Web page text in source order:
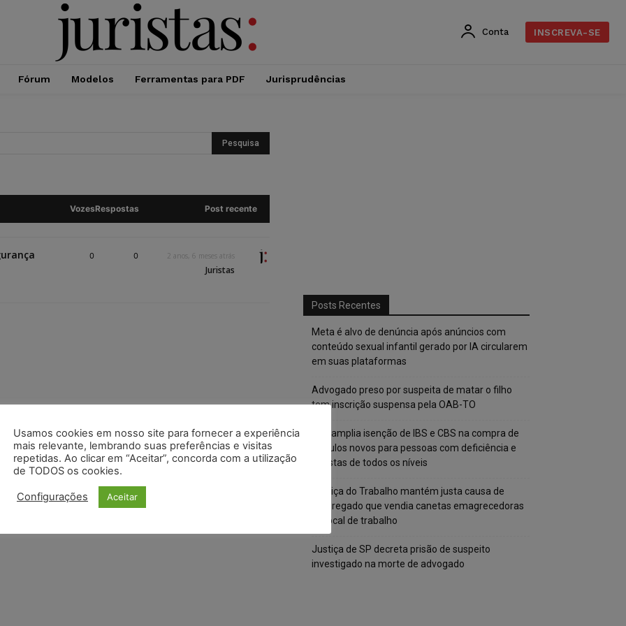
Conta INSCREVA-SE
Fórum Modelos Ferramentas para PDF Jurisprudências
VozesRespostas Post recente
0 0 2 anos, 6 meses atrás
Juristas
Posts Recentes
Meta é alvo de denúncia após anúncios com
conteúdo sexual infantil gerado por IA circularem
em suas plataformas
Advogado preso por suspeita de matar o filho
tem inscrição suspensa pela OAB-TO
STF amplia isenção de IBS e CBS na compra de
veículos novos para pessoas com deficiência e
autistas de todos os níveis
Justiça do Trabalho mantém justa causa de
empregado que vendia canetas emagrecedoras
no local de trabalho
Justiça de SP decreta prisão de suspeito
investigado na morte de advogado
Usamos cookies em nosso site para fornecer a experiência
mais relevante, lembrando suas preferências e visitas
repetidas. Ao clicar em “Aceitar”, concorda com a utilização
de TODOS os cookies.
Configurações Aceitar